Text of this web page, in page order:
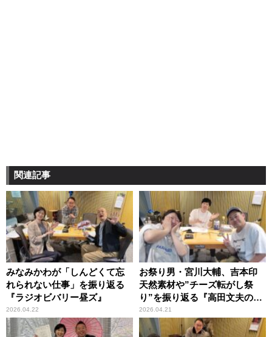
関連記事
みなみかわが「しんどくて忘
れられない仕事」を振り返る
『ラジオビバリー昼ズ』
2026.04.22
お祭り男・宮川大輔、吉本印
天然素材や”チーズ転がし祭
り”を振り返る『高田文夫のラ
ジオビバリー昼ズ』
2026.04.21